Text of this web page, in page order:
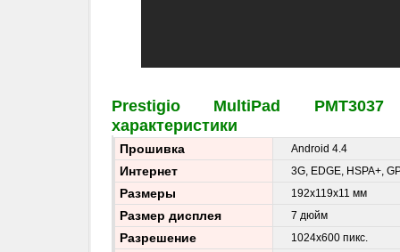
Prestigio MultiPad
характеристики
Прошивка Android 4.4
Интернет 3G, EDGE, HSPA+,
Размеры 192x119x11 мм
Размер дисплея 7 дюйм
Разрешение 1024x600 пикс.